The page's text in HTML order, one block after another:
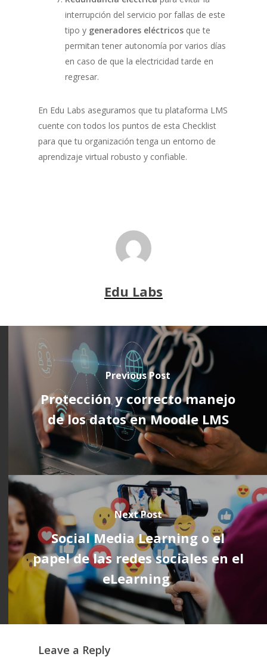
interrupción del servicio por fallas de este
tipo y generadores eléctricos que te
permitan tener autonomía por varios días
en caso de que la electricidad tarde en
regresar.
En Edu Labs aseguramos que tu plataforma LMS
cuente con todos los puntos de esta Checklist
para que tu organización tenga un entorno de
aprendizaje virtual robusto y confiable.
Edu Labs
Previous Post
Protección y correcto manejo
de los datos en Moodle LMS
Next Post
Social Media Learning o el
papel de las redes sociales en el
eLearning
Leave a Reply